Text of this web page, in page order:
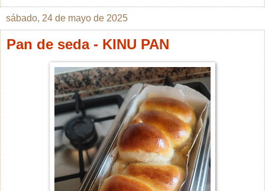
sábado, 24 de mayo de 2025
Pan de seda - KINU PAN